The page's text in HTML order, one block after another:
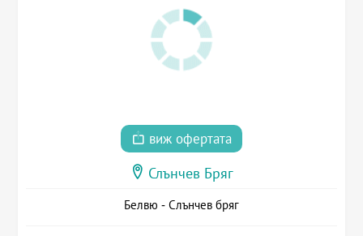
виж офертата
Слънчев Бряг
Белвю - Слънчев бряг